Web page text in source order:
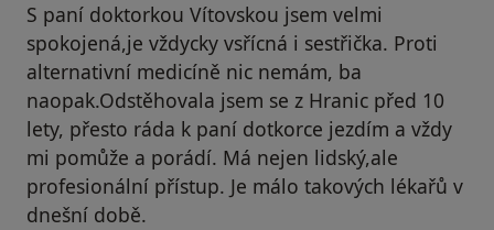
S paní doktorkou Vítovskou jsem velmi
spokojená,je vždycky vsřícná i sestřička. Proti
alternativní medicíně nic nemám, ba
naopak.Odstěhovala jsem se z Hranic před 10
lety, přesto ráda k paní dotkorce jezdím a vždy
mi pomůže a porádí. Má nejen lidský,ale
profesionální přístup. Je málo takových lékařů v
dnešní době.